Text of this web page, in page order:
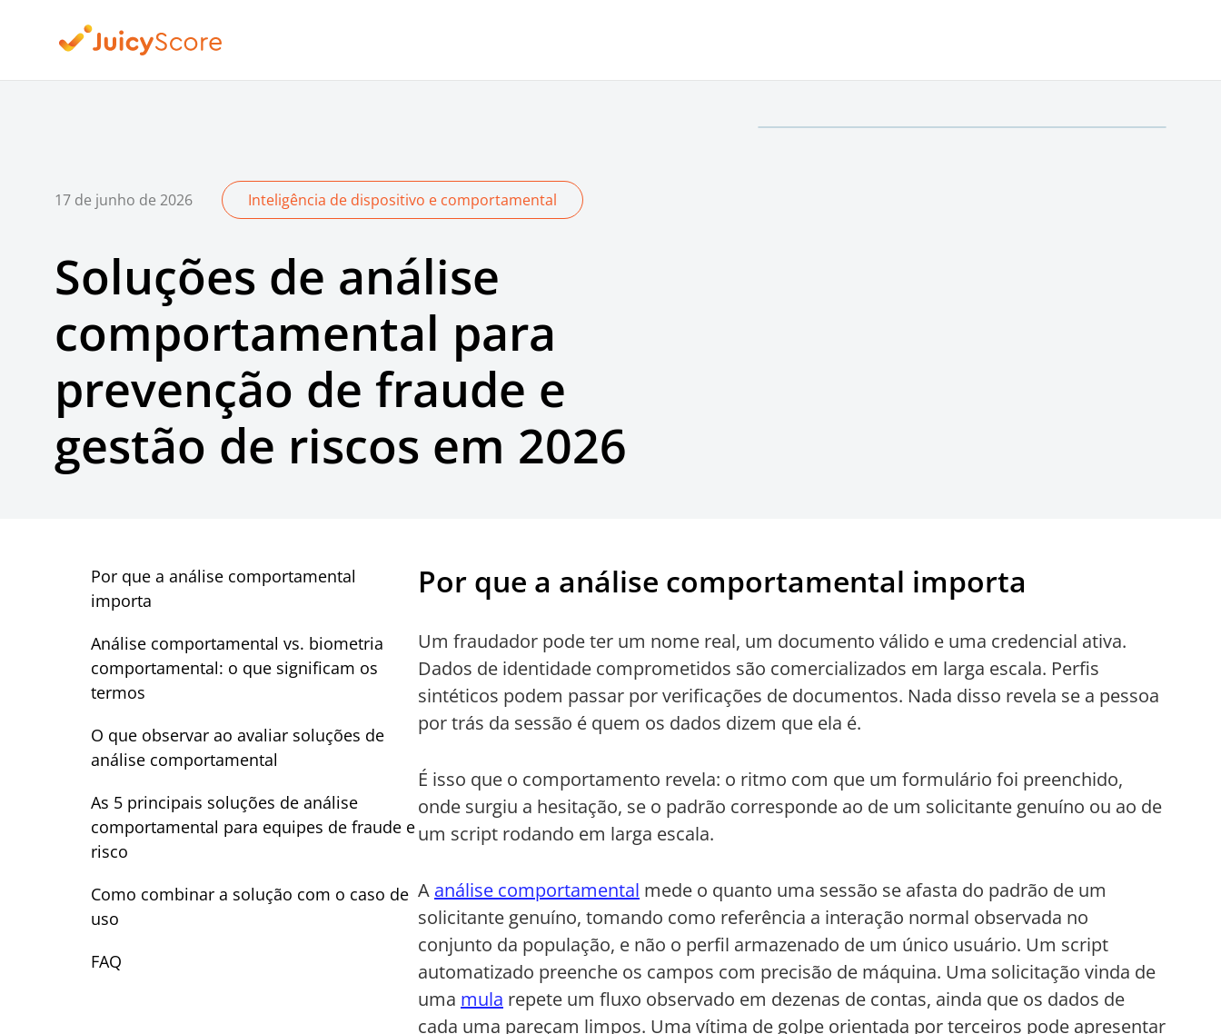
17 de junho de 2026 Inteligência de dispositivo e comportamental
Soluções de análise
comportamental para
prevenção de fraude e
gestão de riscos em 2026
Por que a análise comportamental
importa
Análise comportamental vs. biometria
comportamental: o que significam os
termos
O que observar ao avaliar soluções de
análise comportamental
As 5 principais soluções de análise
comportamental para equipes de fraude e
risco
Como combinar a solução com o caso de
uso
FAQ
Por que a análise comportamental importa
Um fraudador pode ter um nome real, um documento válido e uma credencial ativa.
Dados de identidade comprometidos são comercializados em larga escala. Perfis
sintéticos podem passar por verificações de documentos. Nada disso revela se a pessoa
por trás da sessão é quem os dados dizem que ela é.
É isso que o comportamento revela: o ritmo com que um formulário foi preenchido,
onde surgiu a hesitação, se o padrão corresponde ao de um solicitante genuíno ou ao de
um script rodando em larga escala.
A análise comportamental mede o quanto uma sessão se afasta do padrão de um
solicitante genuíno, tomando como referência a interação normal observada no
conjunto da população, e não o perfil armazenado de um único usuário. Um script
automatizado preenche os campos com precisão de máquina. Uma solicitação vinda de
uma mula repete um fluxo observado em dezenas de contas, ainda que os dados de
cada uma pareçam limpos. Uma vítima de golpe orientada por terceiros pode apresentar